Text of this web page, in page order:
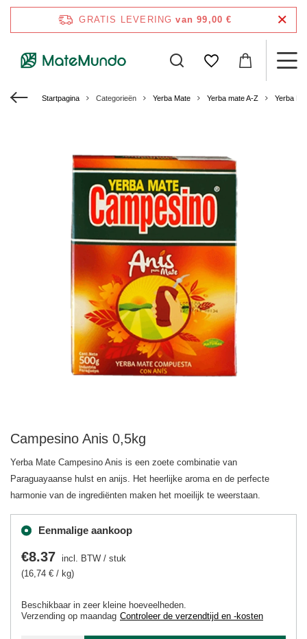
GRATIS LEVERING van 99,00 €
Startpagina Categorieën Yerba Mate Yerba mate A-Z Yerba
Campesino Anis 0,5kg
Yerba Mate Campesino Anis is een zoete combinatie van
Paraguayaanse hulst en anijs. Het heerlijke aroma en de perfecte
harmonie van de ingrediënten maken het moeilijk te weerstaan.
Eenmalige aankoop
Beschikbaar in zeer kleine hoeveelheden
Verzending op maandag Controleer de verzendtijd en -kosten
€8.37 incl. BTW / stuk
(16,74 € / kg)